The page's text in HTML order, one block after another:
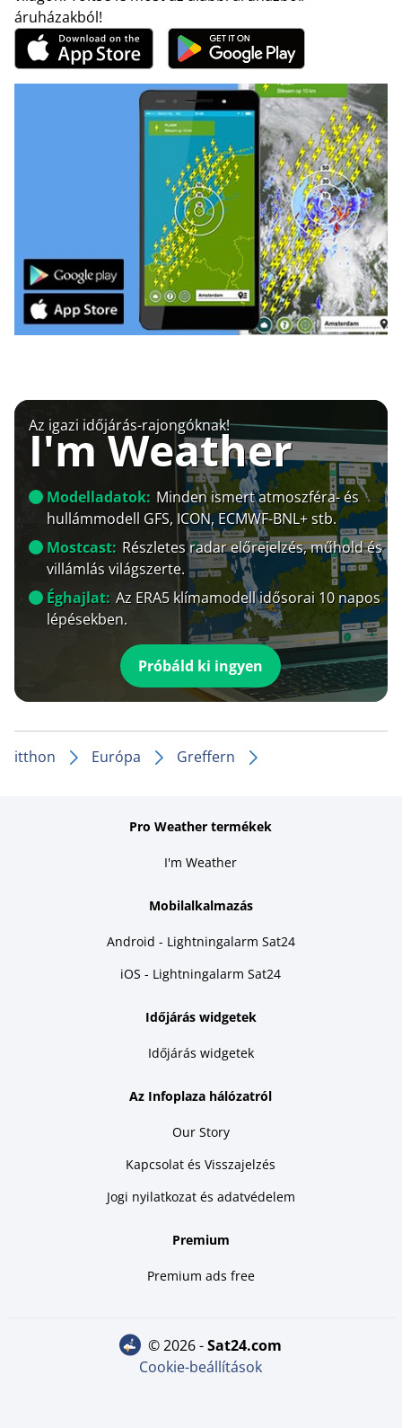
áruházakból!
Az igazi időjárás-rajongóknak!
I'm Weather
Modelladatok: Minden ismert atmoszféra- és
hullámmodell GFS, ICON, ECMWF-BNL+ stb.
Mostcast: Részletes radar előrejelzés, műhold és
villámlás világszerte.
Éghajlat: Az ERA5 klímamodell idősorai 10 napos
lépésekben.
Próbáld ki ingyen
itthon Európa Greffern
Pro Weather termékek
I'm Weather
Mobilalkalmazás
Android - Lightningalarm Sat24
iOS - Lightningalarm Sat24
Időjárás widgetek
Időjárás widgetek
Az Infoplaza hálózatról
Our Story
Kapcsolat és Visszajelzés
Jogi nyilatkozat és adatvédelem
Premium
Premium ads free
© 2026 - sat24.com
Cookie-beállítások